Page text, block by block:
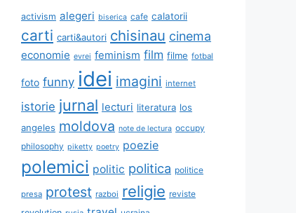
activism alegeri biserica cafe calatorii
carti carti&autori chisinau cinema
economie evrei feminism film filme fotbal
foto funny idei imagini internet
istorie jurnal lecturi literatura los
angeles moldova note de lectura occupy
philosophy piketty poetry poezie
polemici politic politica politice
presa protest razboi religie reviste